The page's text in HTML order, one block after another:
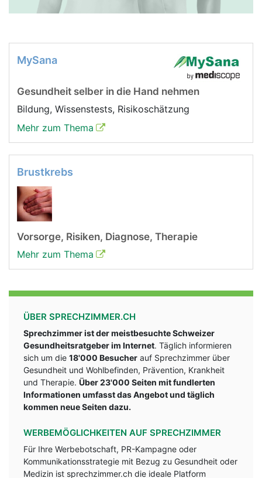
MySana
Gesundheit selber in die Hand nehmen
Bildung, Wissenstests, Risikoschätzung
Mehr zum Thema
Brustkrebs
Vorsorge, Risiken, Diagnose, Therapie
Mehr zum Thema
ÜBER SPRECHZIMMER.CH
Sprechzimmer ist der meistbesuchte Schweizer
Gesundheitsratgeber im Internet. Täglich informieren
sich um die 18'000 Besucher auf Sprechzimmer über
Gesundheit und Wohlbefinden, Prävention, Krankheit
und Therapie. Über 23'000 Seiten mit fundlerten
Informationen umfasst das Angebot und täglich
kommen neue Seiten dazu.
WERBEMÖGLICHKEITEN AUF SPRECHZIMMER
Für Ihre Werbebotschaft, PR-Kampagne oder
Kommunikationsstrategie mit Bezug zu Gesundheit oder
Medizin ist sprechzimmer.ch die ideale Platform